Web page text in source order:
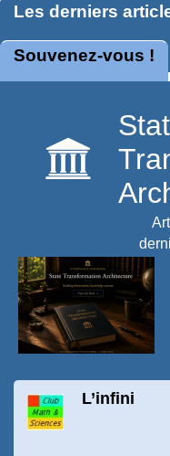
Les derniers
Souvenez-vous !
L’infini